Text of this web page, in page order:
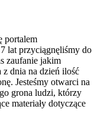
portalem
lat przyciągnęliśmy do
zaufanie jakim
z dnia na dzień ilość
Jesteśmy otwarci na
grona ludzi, którzy
materiały dotyczące